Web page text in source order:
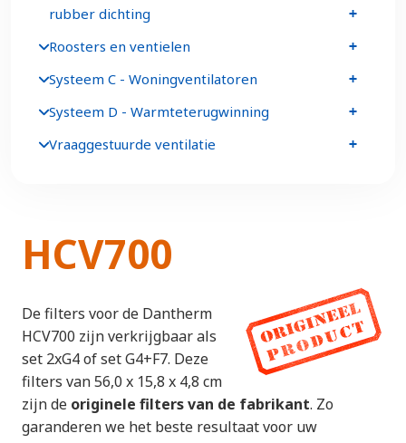
HCV700
De filters voor de Dantherm
HCV700 zijn verkrijgbaar als
set 2xG4 of set G4+F7. Deze
filters van 56,0 x 15,8 x 4,8 cm
zijn de originele filters van de fabrikant. Zo
garanderen we het beste resultaat voor uw
rubber dichting
Roosters en ventielen
Systeem C - Woningventilatoren
Systeem D - Warmteterugwinning
Vraaggestuurde ventilatie